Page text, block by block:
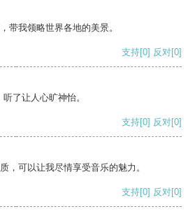
带我领略世界各地的美景。
支持[0] 反对[0]
了让人心旷神怡。
支持[0] 反对[0]
，可以让我尽情享受音乐的魅力。
支持[0] 反对[0]